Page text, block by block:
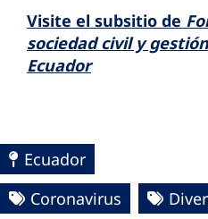
Visite el subsitio de
sociedad civil y
Ecuador
Ecuador
Coronavirus